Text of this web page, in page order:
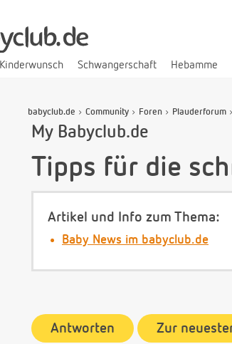
Kinderwunsch Schwangerschaft Hebamme
babyclub.de Community Foren Plauderforum
My Babyclub.de
Tipps für die
Artikel und Info zum Thema:
Baby News im babyclub.de
Antworten Zur